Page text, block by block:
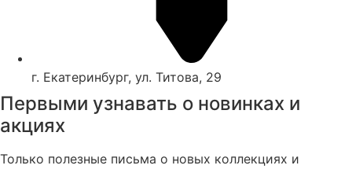
г. Екатеринбург, ул. Титова, 29
Первыми узнавать о новинках и
акциях
Только полезные письма о новых коллекциях и